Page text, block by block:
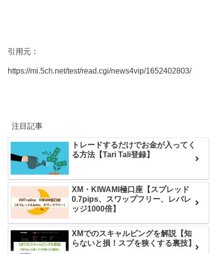
引用元：
https://mi.5ch.net/test/read.cgi/news4vip/1652402803/
注目記事
トレードするだけでお金が入ってく
る方法【Tari Tali登録】
XM・KIWAMI極口座【スプレッド
0.7pips、スワップフリー、レバレ
ッジ1000倍】
XMでのスキャルピングを解説【知
らないと損！スプを狭くする裏技】